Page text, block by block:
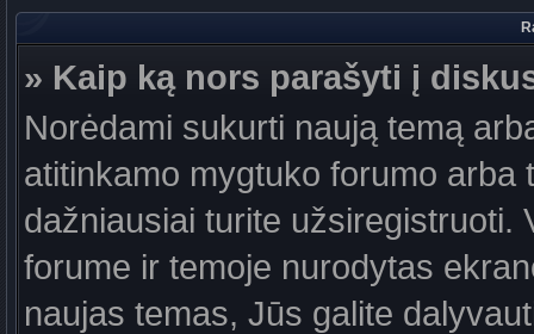
» Kaip ką nors parašyti į
Norėdami sukurti naują temą
atitinkamo mygtuko forumo
dažniausiai turite užsiregistruoti.
forume ir temoje nurodytas
naujas temas, Jūs galite